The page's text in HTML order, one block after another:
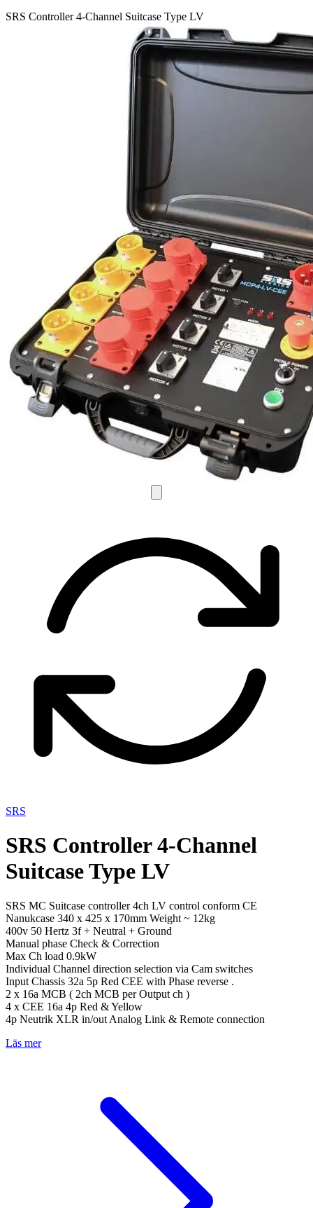
SRS Controller 4-Channel Suitcase Type LV
SRS
SRS Controller 4-Channel
Suitcase Type LV
SRS MC Suitcase controller 4ch LV control conform CE
Nanukcase 340 x 425 x 170mm Weight ~ 12kg
400v 50 Hertz 3f + Neutral + Ground
Manual phase Check & Correction
Max Ch load 0.9kW
Individual Channel direction selection via Cam switches
Input Chassis 32a 5p Red CEE with Phase reverse .
2 x 16a MCB ( 2ch MCB per Output ch )
4 x CEE 16a 4p Red & Yellow
4p Neutrik XLR in/out Analog Link & Remote connection
Läs mer